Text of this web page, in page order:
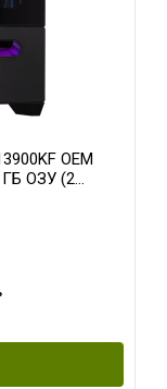
OEM
ГБ ОЗУ (2
GDDR7